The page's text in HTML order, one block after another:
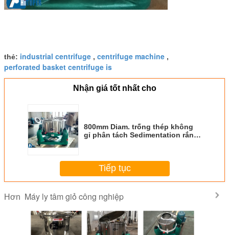
thẻ: industrial centrifuge , centrifuge machine ,
perforated basket centrifuge is
Nhận giá tốt nhất cho
800mm Diam. trống thép không
gỉ phân tách Sedimentation rắn-
Tiếp tục
Hơn Máy ly tâm giỏ công nghiệp